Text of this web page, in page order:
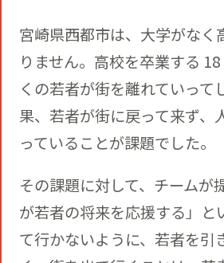
宮崎県⻄都市は、大学がなく
りません。高校を卒業する
くの若者が街を離れていって
果、若者が街に戻って来ず、
っていることが課題でした。
その課題に対して、チームが
が若者の将来を応援する」と
て行かないように、若者を引